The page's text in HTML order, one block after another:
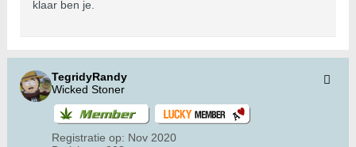
klaar ben je.
TegridyRandy
Wicked Stoner
Registratie op: Nov 2020